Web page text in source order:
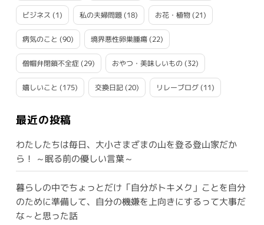
ビジネス (1) 私の夫婦問題(18) お花・植物(21)
病気のこと (90) 境界悪性卵巣腫瘍(22)
僧帽弁閉鎖不全症(29) おやつ・美味しいもの (32)
嬉しいこと (175) 交換日記(20) リレーブログ(11)
最近の投稿
わたしたちは毎日、大小さまざまの山を登る登山家だか
ら！ ～眠る前の優しい言葉～
暮らしの中でちょっとだけ「自分がトキメク」ことを自分
のために準備して、自分の機嫌を上向きにするって大事だ
な～と思った話